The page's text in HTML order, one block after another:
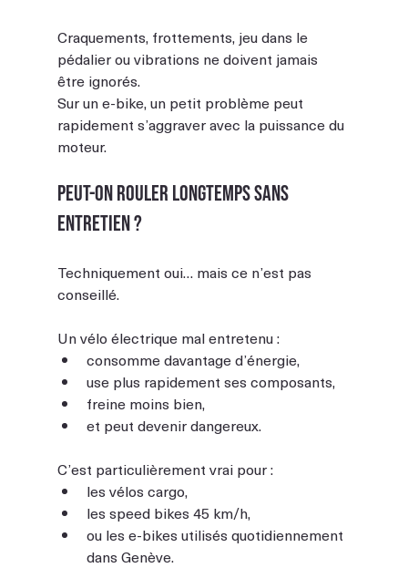
Craquements, frottements, jeu dans le
pédalier ou vibrations ne doivent jamais
être ignorés.
Sur un e-bike, un petit problème peut
rapidement s’aggraver avec la puissance du
moteur.
Peut-on rouler longtemps sans
entretien ?
Techniquement oui… mais ce n’est pas
conseillé.
Un vélo électrique mal entretenu :
consomme davantage d’énergie,
use plus rapidement ses composants,
freine moins bien,
et peut devenir dangereux.
C’est particulièrement vrai pour :
les vélos cargo,
les speed bikes 45 km/h,
ou les e-bikes utilisés quotidiennement
dans Genève.